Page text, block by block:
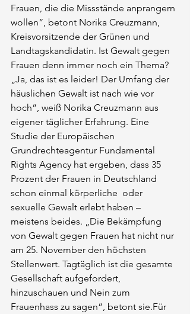
Frauen, die die Missstände anprangern
wollen“, betont Norika Creuzmann,
Kreisvorsitzende der Grünen und
Landtagskandidatin. Ist Gewalt gegen
Frauen denn immer noch ein Thema?
„Ja, das ist es leider! Der Umfang der
häuslichen Gewalt ist nach wie vor
hoch“, weiß Norika Creuzmann aus
eigener täglicher Erfahrung. Eine
Studie der Europäischen
Grundrechteagentur Fundamental
Rights Agency hat ergeben, dass 35
Prozent der Frauen in Deutschland
schon einmal körperliche  oder
sexuelle Gewalt erlebt haben –
meistens beides. „Die Bekämpfung
von Gewalt gegen Frauen hat nicht nur
am 25. November den höchsten
Stellenwert. Tagtäglich ist die gesamte
Gesellschaft aufgefordert,
hinzuschauen und Nein zum
Frauenhass zu sagen“, betont sie.Für